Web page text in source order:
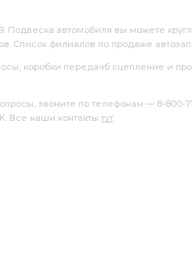
Подвеска автомобиля вы можете
Список филиалов по продаже
коробки передачб сцепление и
звоните по телефонам — 8-800-
Все наши контакты тут.